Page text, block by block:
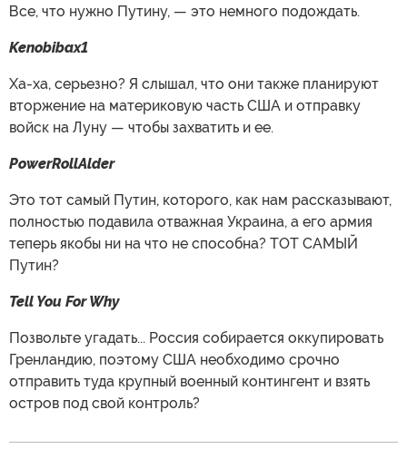
Все, что нужно Путину, — это немного подождать.
Kenobibax1
Ха-ха, серьезно? Я слышал, что они также планируют
вторжение на материковую часть США и отправку
войск на Луну — чтобы захватить и ее.
PowerRollAlder
Это тот самый Путин, которого, как нам рассказывают,
полностью подавила отважная Украина, а его армия
теперь якобы ни на что не способна? ТОТ САМЫЙ
Путин?
Tell You For Why
Позвольте угадать... Россия собирается оккупировать
Гренландию, поэтому США необходимо срочно
отправить туда крупный военный контингент и взять
остров под свой контроль?